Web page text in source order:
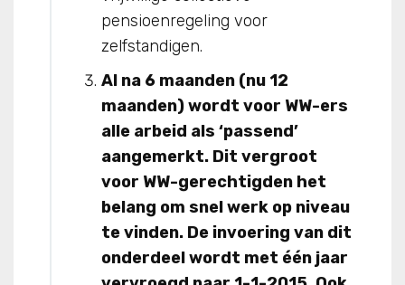
pensioenregeling voor
zelfstandigen.
Al na 6 maanden (nu 12
maanden) wordt voor WW-ers
alle arbeid als ‘passend’
aangemerkt. Dit vergroot
voor WW-gerechtigden het
belang om snel werk op niveau
te vinden. De invoering van dit
onderdeel wordt met één jaar